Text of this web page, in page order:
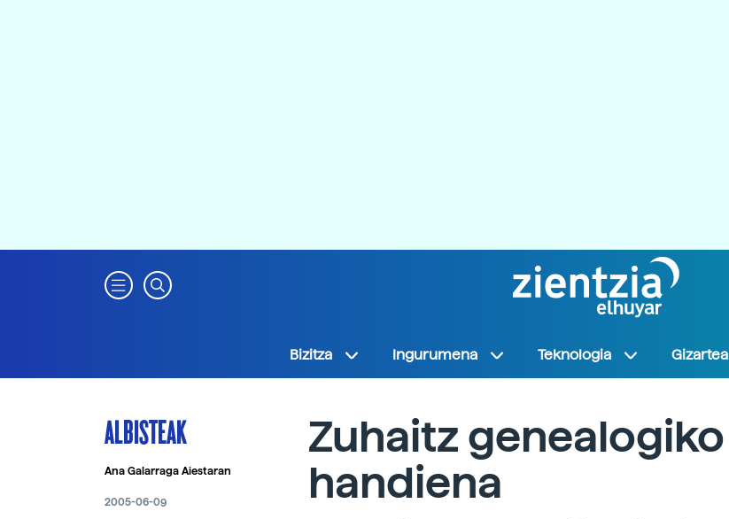
Bizitza Ingurumena Teknologia Gizartea
ALBISTEAK
Ana Galarraga Aiestaran
2005-06-09
Zuhaitz genealogiko
handiena